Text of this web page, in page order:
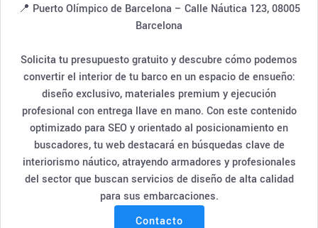
📍 Puerto Olímpico de Barcelona – Calle Náutica 123, 08005
Barcelona
Solicita tu presupuesto gratuito y descubre cómo podemos
convertir el interior de tu barco en un espacio de ensueño:
diseño exclusivo, materiales premium y ejecución
profesional con entrega llave en mano. Con este contenido
optimizado para SEO y orientado al posicionamiento en
buscadores, tu web destacará en búsquedas clave de
interiorismo náutico, atrayendo armadores y profesionales
del sector que buscan servicios de diseño de alta calidad
para sus embarcaciones.
Contacto